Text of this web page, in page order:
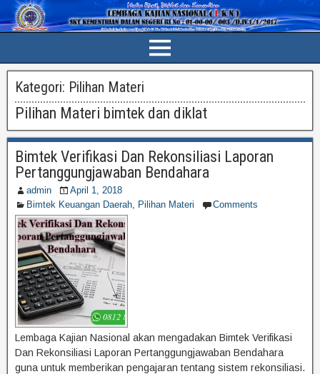
Kategori: Pilihan Materi
Pilihan Materi bimtek dan diklat
Bimtek Verifikasi Dan Rekonsiliasi Laporan
Pertanggungjawaban Bendahara
admin
April 1, 2018
Bimtek Keuangan Daerah
Pilihan Materi Comments
Lembaga Kajian Nasional akan mengadakan Bimtek Verifikasi
Dan Rekonsiliasi Laporan Pertanggungjawaban Bendahara
guna untuk memberikan pengajaran tentang sistem rekonsiliasi.